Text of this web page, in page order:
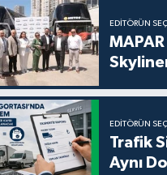
EDITÖRÜN
EDITÖRÜN
Trafik
Aynı